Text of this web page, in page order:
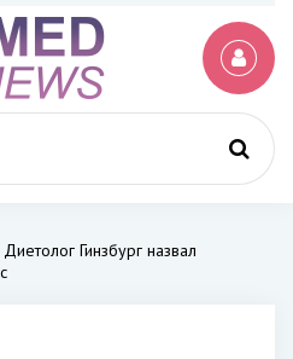
Гинзбург назвал